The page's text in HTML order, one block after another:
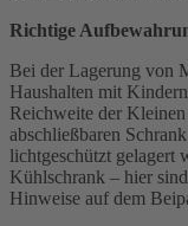
Richtige
Bei der Lagerung von
Haushalten mit
Reichweite der
abschließbaren
lichtgeschützt gelagert
Kühlschrank – hier
Hinweise auf dem